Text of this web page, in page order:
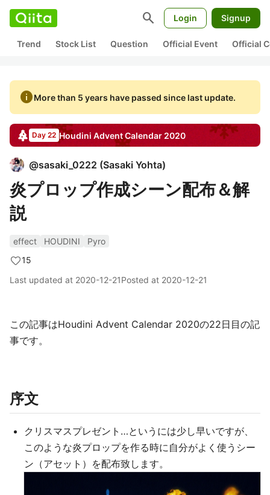
search Login Signup
Trend Stock List Question Official Event Official
infoMore than 5 years have passed since last update.
Day 22 Houdini Advent Calendar 2020
@sasaki_0222 (Sasaki Yohta)
炎プロップ作成シーン配布＆解
説
effect HOUDINI
Pyro
15
Last updated at 2020-12-21Posted at 2020-12-21
この記事はHoudini Advent Calendar 2020の22日目の記
事です。
序文
クリスマスプレゼント…というには少し早いですが、
このような炎プロップを作る時に自分がよく使うシー
ン（アセット）を配布致します。